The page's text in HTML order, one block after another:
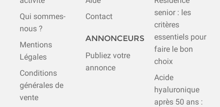
Qui sommes-
nous ?
Mentions
Légales
Conditions
générales de
vente
Contact
ANNONCEURS
Publiez votre
annonce
senior : les
critères
essentiels pour
faire le bon
choix
Acide
hyaluronique
après 50 ans :